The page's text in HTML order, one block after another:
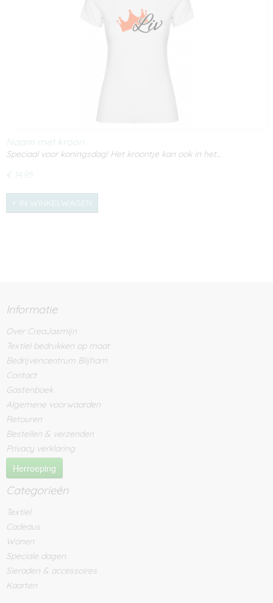
Naam met kroon
Speciaal voor koningsdag! Het kroontje kan ook in het…
€ 14,95
IN WINKELWAGEN
Informatie
Over CreaJasmijn
Textiel bedrukken op maat
Bedrijvencentrum Blijham
Contact
Gastenboek
Algemene voorwaarden
Retouren
Bestellen & verzenden
Privacy verklaring
Herroeping
Categorieën
Textiel
Cadeaus
Wonen
Speciale dagen
Sieraden & accessoires
Kaarten